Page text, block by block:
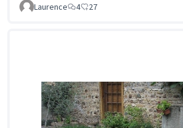
Laurence 4 27